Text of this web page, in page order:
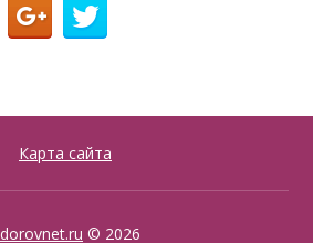
Карта сайта
© 2026